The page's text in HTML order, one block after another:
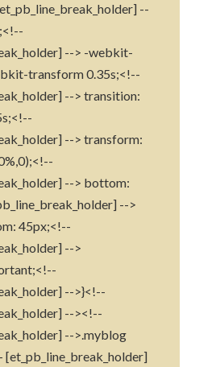
--
--> -webkit-
transform 0.35s;<!--
--> transition:
--> transform:
--> bottom:
-->
45px;<!--
-->
-->}<!--
--><!--
-->.myblog
[et_pb_line_break_holder]